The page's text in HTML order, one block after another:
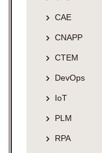
CAE
CNAPP
CTEM
DevOps
IoT
PLM
RPA